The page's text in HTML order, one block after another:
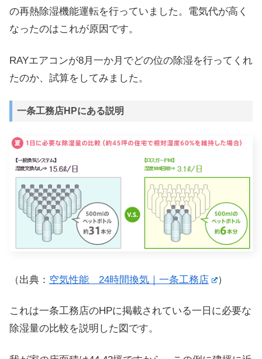
の再熱除湿機能運転を行っていました。電気代が高く
なったのはこれが原因です。
RAYエアコンが8月一か月でどの位の除湿を行ってくれ
たのか、試算をしてみました。
一条工務店HPにある説明
（出典： 空気性能 24時間換気｜一条工務店 ）
これは一条工務店のHPに掲載されている一日に必要な
除湿量の比較を説明した図です。